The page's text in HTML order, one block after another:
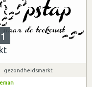
gezondheidsmarkt